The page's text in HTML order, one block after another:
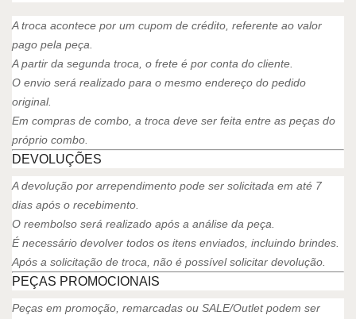
A troca acontece por um cupom de crédito, referente ao valor
pago pela peça.
A partir da segunda troca, o frete é por conta do cliente.
O envio será realizado para o mesmo endereço do pedido
original.
Em compras de combo, a troca deve ser feita entre as peças do
próprio combo.
DEVOLUÇÕES
A devolução por arrependimento pode ser solicitada em até 7
dias após o recebimento.
O reembolso será realizado após a análise da peça.
É necessário devolver todos os itens enviados, incluindo brindes.
Após a solicitação de troca, não é possível solicitar devolução.
PEÇAS PROMOCIONAIS
Peças em promoção, remarcadas ou SALE/Outlet podem ser